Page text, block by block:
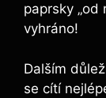
paprsky „od
vyhráno!
Dalším
se cítí